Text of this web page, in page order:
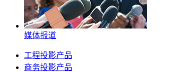
媒体报道
工程投影产品
商务投影产品